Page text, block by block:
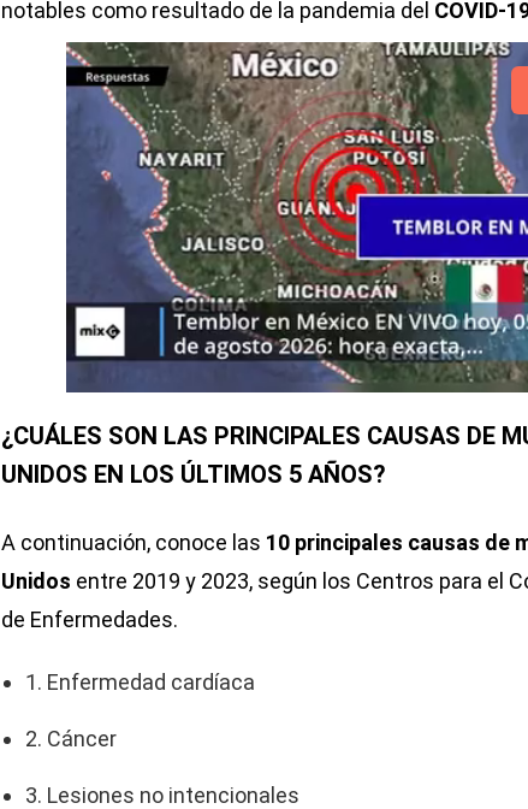
notables como resultado de la pandemia del COVID-
¿CUÁLES SON LAS PRINCIPALES CAUSAS DE
UNIDOS EN LOS ÚLTIMOS 5 AÑOS?
A continuación, conoce las 10 principales causas de
Unidos entre 2019 y 2023, según los Centros para el
de Enfermedades.
1. Enfermedad cardíaca
2. Cáncer
3. Lesiones no intencionales